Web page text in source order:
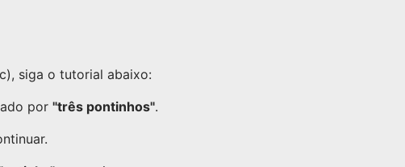
siga o tutorial abaixo:
por "três pontinhos".